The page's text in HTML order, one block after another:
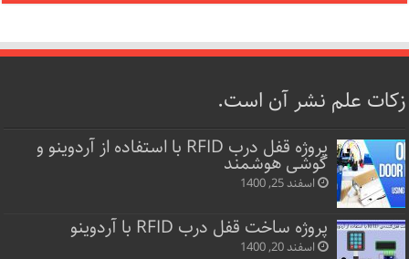
زکات علم نشر آن است.
پروژه قفل‌ درب RFID با استفاده از آردوینو و
گوشی هوشمند
اسفند 25, 1400
پروژه ساخت قفل‌ درب RFID با آردوینو
اسفند 20, 1400